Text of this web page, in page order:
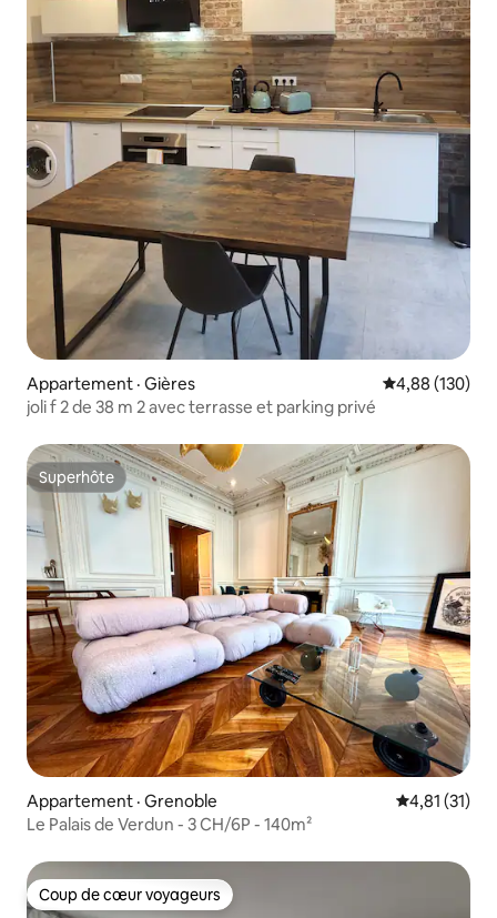
Appartement · Gières Note
4,88 (130)
joli f 2 de 38 m 2 avec terrasse et parking privé
Superhôte
Superhôte
Appartement · Grenoble Note
4,81 (31)
Le Palais de Verdun - 3 CH/6P - 140m²
Coup de cœur voyageurs
Coup de cœur voyageurs